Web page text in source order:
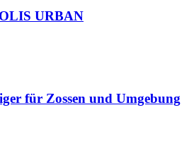
URBAN
für Zossen und Umgebung